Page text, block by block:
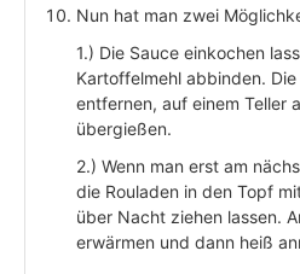
Nun hat man zwei
1.) Die Sauce einkochen
Kartoffelmehl abbinden.
entfernen, auf einem Teller
übergießen.
2.) Wenn man erst am
die Rouladen in den Topf
über Nacht ziehen lassen.
erwärmen und dann heiß